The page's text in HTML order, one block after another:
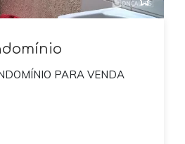
PARA VENDA